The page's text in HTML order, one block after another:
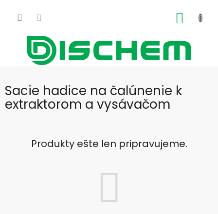
obsah
Sacie hadice na čalúnenie k
extraktorom a vysávačom
Produkty ešte len pripravujeme.